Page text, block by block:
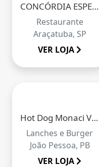
CONCÓRDIA ESPETARIA BAR
Restaurante
Araçatuba, SP
VER LOJA
Hot Dog Monaci Valentina
Lanches e Burger
João Pessoa, PB
VER LOJA